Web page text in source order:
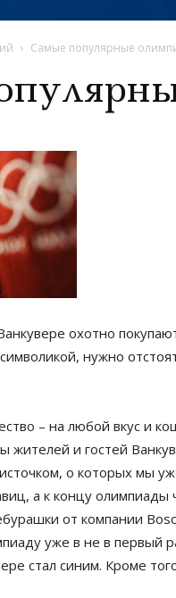
Самые популярные
охотно
нужно
– на любой вкус и
жителей и гостей
о которых мы
а к концу
от компании
уже в не в первый
стал синим. Кроме